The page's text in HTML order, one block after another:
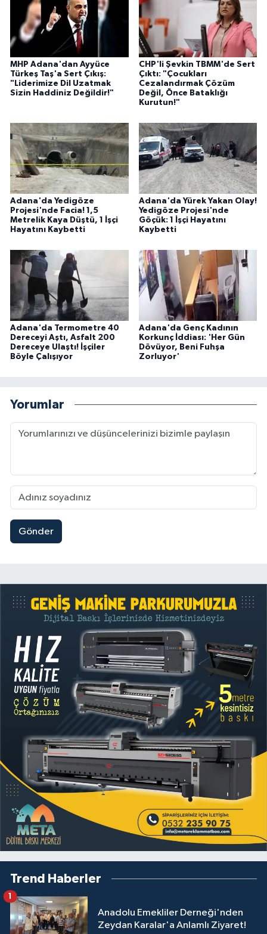
MHP Adana'dan Ayyüce
Türkeş Taş'a Sert Çıkış:
"Liderimize Dil Uzatmak
Sizin Haddiniz Değildir!"
CHP'li Şevkin TBMM'de Sert
Çıktı: "Çocukları
Cezalandırmak Çözüm
Değil, Önce Bataklığı
Kurutun!"
Adana'da Yedigöze
Projesi'nde Facia! 1,5
Metrelik Kaya Düştü, 1 İşçi
Hayatını Kaybetti
Adana'da Yürek Yakan Olay!
Yedigöze Projesi'nde
Göçük: 1 İşçi Hayatını
Kaybetti
Adana'da Termometre 40
Dereceyi Aştı, Asfalt 200
Dereceye Ulaştı! İşçiler
Böyle Çalışıyor
Adana'da Genç Kadının
Korkunç İddiası: 'Her Gün
Dövüyor, Beni Fuhşa
Zorluyor'
Yorumlar
Gönder
Trend Haberler
Anadolu Emekliler Derneği'nden
Zeydan Karalar'a Anlamlı Ziyaret!
1